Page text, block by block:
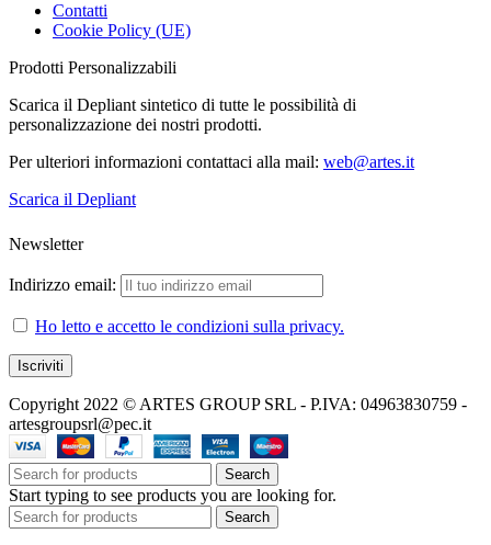
Contatti
Cookie Policy (UE)
Prodotti Personalizzabili
Scarica il Depliant sintetico di tutte le possibilità di
personalizzazione dei nostri prodotti.
Per ulteriori informazioni contattaci alla mail: web@artes.it
Scarica il Depliant
Newsletter
Indirizzo email:
Ho letto e accetto le condizioni sulla privacy.
Copyright 2022 © ARTES GROUP SRL - P.IVA: 04963830759 -
artesgroupsrl@pec.it
Search
Start typing to see products you are looking for.
Search